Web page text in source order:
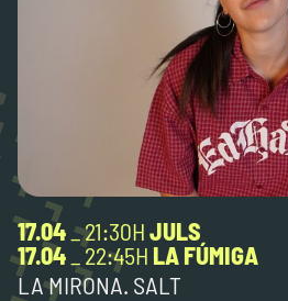
17.04 _ 21:30HJULS
17.04 _ 22:45H LA FÚMIGA
LA MIRONA. SALT